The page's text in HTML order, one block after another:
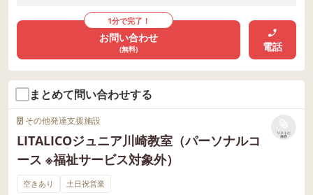
1分で完了！
お問い合わせ
(無料) 電話
まとめて問い合わせする
その他発達支援施設
LITALICOジュニア川崎教室（パーソナルコ
ース ※福祉サービス対象外）
リストに
保存
空きあり 土日祝営業